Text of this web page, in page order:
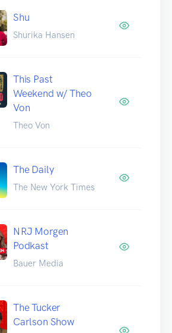
Shu
Shurika Hansen
This Past
Weekend w/ Theo
Von
Theo Von
The Daily
The New York Times
NRJ Morgen
Podkast
Bauer Media
The Tucker
Carlson Show